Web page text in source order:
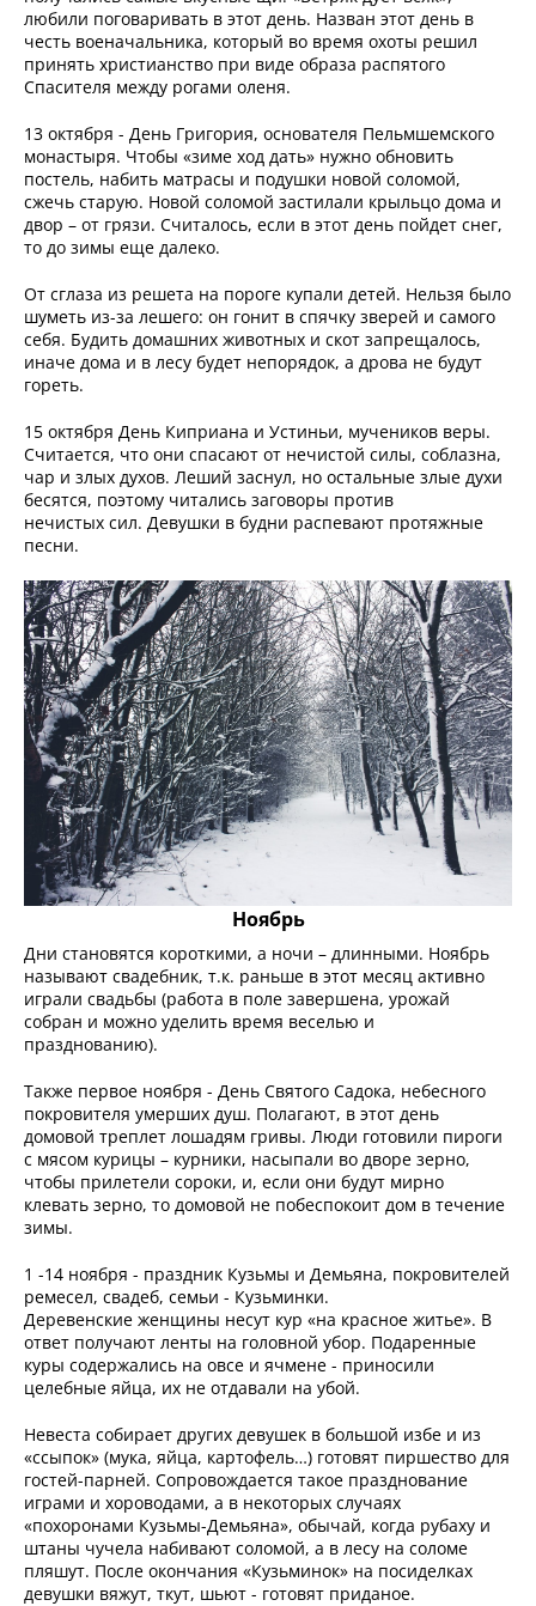
любили поговаривать в этот день. Назван этот день в
честь военачальника, который во время охоты решил
принять христианство при виде образа распятого
Спасителя между рогами оленя.
13 октября - День Григория, основателя Пельмшемского
монастыря. Чтобы «зиме ход дать» нужно обновить
постель, набить матрасы и подушки новой соломой,
сжечь старую. Новой соломой застилали крыльцо дома и
двор – от грязи. Считалось, если в этот день пойдет снег,
то до зимы еще далеко.
От сглаза из решета на пороге купали детей. Нельзя было
шуметь из-за лешего: он гонит в спячку зверей и самого
себя. Будить домашних животных и скот запрещалось,
иначе дома и в лесу будет непорядок, а дрова не будут
гореть.
15 октября День Киприана и Устиньи, мучеников веры.
Считается, что они спасают от нечистой силы, соблазна,
чар и злых духов. Леший заснул, но остальные злые духи
бесятся, поэтому читались заговоры против
нечистых сил. Девушки в будни распевают протяжные
песни.
Ноябрь
Дни становятся короткими, а ночи – длинными. Ноябрь
называют свадебник, т.к. раньше в этот месяц активно
играли свадьбы (работа в поле завершена, урожай
собран и можно уделить время веселью и
празднованию).
Также первое ноября - День Святого Садока, небесного
покровителя умерших душ. Полагают, в этот день
домовой треплет лошадям гривы. Люди готовили пироги
с мясом курицы – курники, насыпали во дворе зерно,
чтобы прилетели сороки, и, если они будут мирно
клевать зерно, то домовой не побеспокоит дом в течение
зимы.
1 -14 ноября - праздник Кузьмы и Демьяна, покровителей
ремесел, свадеб, семьи - Кузьминки.
Деревенские женщины несут кур «на красное житье». В
ответ получают ленты на головной убор. Подаренные
куры содержались на овсе и ячмене - приносили
целебные яйца, их не отдавали на убой.
Невеста собирает других девушек в большой избе и из
«ссыпок» (мука, яйца, картофель…) готовят пиршество для
гостей-парней. Сопровождается такое празднование
играми и хороводами, а в некоторых случаях
«похоронами Кузьмы-Демьяна», обычай, когда рубаху и
штаны чучела набивают соломой, а в лесу на соломе
пляшут. После окончания «Кузьминок» на посиделках
девушки вяжут, ткут, шьют - готовят приданое.